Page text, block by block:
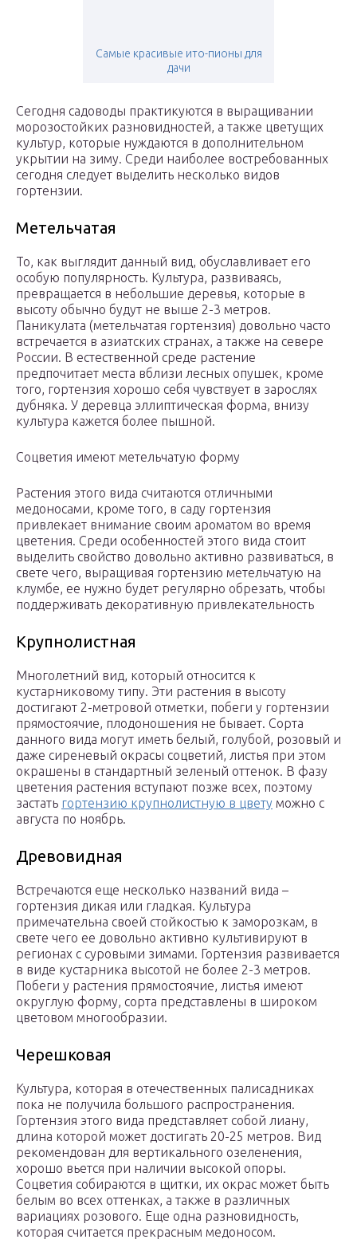
Самые красивые ито-пионы для
дачи
Сегодня садоводы практикуются в выращивании
морозостойких разновидностей, а также цветущих
культур, которые нуждаются в дополнительном
укрытии на зиму. Среди наиболее востребованных
сегодня следует выделить несколько видов
гортензии.
Метельчатая
То, как выглядит данный вид, обуславливает его
особую популярность. Культура, развиваясь,
превращается в небольшие деревья, которые в
высоту обычно будут не выше 2-3 метров.
Паникулата (метельчатая гортензия) довольно часто
встречается в азиатских странах, а также на севере
России. В естественной среде растение
предпочитает места вблизи лесных опушек, кроме
того, гортензия хорошо себя чувствует в зарослях
дубняка. У деревца эллиптическая форма, внизу
культура кажется более пышной.
Соцветия имеют метельчатую форму
Растения этого вида считаются отличными
медоносами, кроме того, в саду гортензия
привлекает внимание своим ароматом во время
цветения. Среди особенностей этого вида стоит
выделить свойство довольно активно развиваться, в
свете чего, выращивая гортензию метельчатую на
клумбе, ее нужно будет регулярно обрезать, чтобы
поддерживать декоративную привлекательность
Крупнолистная
Многолетний вид, который относится к
кустарниковому типу. Эти растения в высоту
достигают 2-метровой отметки, побеги у гортензии
прямостоячие, плодоношения не бывает. Сорта
данного вида могут иметь белый, голубой, розовый и
даже сиреневый окрасы соцветий, листья при этом
окрашены в стандартный зеленый оттенок. В фазу
цветения растения вступают позже всех, поэтому
застать гортензию крупнолистную в цвету можно с
августа по ноябрь.
Древовидная
Встречаются еще несколько названий вида –
гортензия дикая или гладкая. Культура
примечательна своей стойкостью к заморозкам, в
свете чего ее довольно активно культивируют в
регионах с суровыми зимами. Гортензия развивается
в виде кустарника высотой не более 2-3 метров.
Побеги у растения прямостоячие, листья имеют
округлую форму, сорта представлены в широком
цветовом многообразии.
Черешковая
Культура, которая в отечественных палисадниках
пока не получила большого распространения.
Гортензия этого вида представляет собой лиану,
длина которой может достигать 20-25 метров. Вид
рекомендован для вертикального озеленения,
хорошо вьется при наличии высокой опоры.
Соцветия собираются в щитки, их окрас может быть
белым во всех оттенках, а также в различных
вариациях розового. Еще одна разновидность,
которая считается прекрасным медоносом.